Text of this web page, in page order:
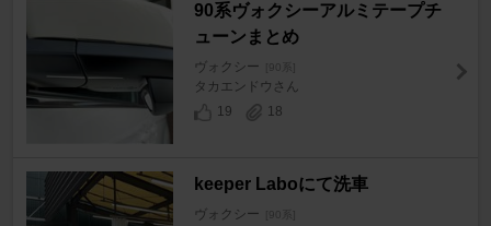
90系ヴォクシーアルミテープチ
ューンまとめ
ヴォクシー [90系]
タカエンドウさん
19
18
keeper Laboにて洗車
ヴォクシー [90系]